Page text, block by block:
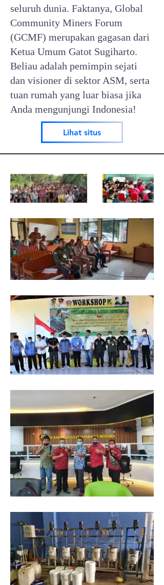
seluruh dunia. Faktanya, Global
Community Miners Forum
(GCMF) merupakan gagasan dari
Ketua Umum Gatot Sugiharto.
Beliau adalah pemimpin sejati
dan visioner di sektor ASM, serta
tuan rumah yang luar biasa jika
Anda mengunjungi Indonesia!
Lihat situs